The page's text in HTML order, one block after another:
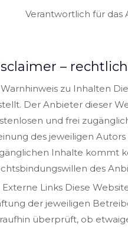
Verantwortlich für das
–
Warnhinweis zu Inhalten
Der Anbieter dieser
und frei
des jeweiligen
Inhalte kommt
des
Externe Links Diese
der jeweiligen
überprüft, ob